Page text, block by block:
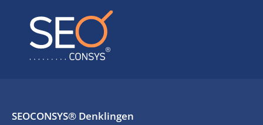
SEOCONSYS® Denklingen